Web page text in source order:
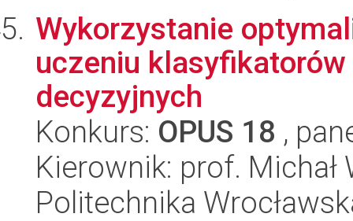
Wykorzystanie
uczeniu
decyzyjnych
Konkurs: OPUS 18 ,
Kierownik: prof. Michał
Politechnika